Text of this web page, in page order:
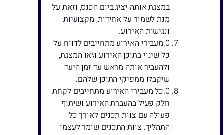
במצגת אותה יציג ביום הכנס, וזאת על
מנת לשמור על אחידות, מקצועיות
ונגישות האירוע.
מעבירי האירוע מתחייבים לדווח על
כל שינוי בתוכן האירוע ו\או המצגת,
ולהעביר אותה מראש עד זמן היעד
שיקבלו ממפיקי התוכן שלהם.
כל מעבירי האירוע מתחייבים לקחת
חלק פעיל בהעברת האירוע ושיתוף
פעולה עם צוות תכנים לאורך כל
התהליך. צוות התכנים שומר לעצמו